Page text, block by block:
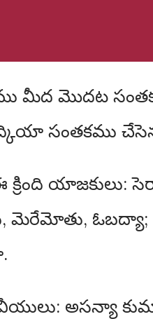
సంతకము
క్రింది
మెరేమోతు,
అసన్యా